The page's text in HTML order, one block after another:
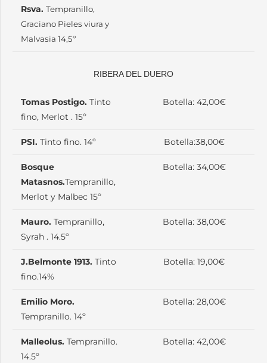
Rsva. Tempranillo,
Graciano Pieles viura y
Malvasia 14,5º
RIBERA DEL DUERO
Tomas Postigo. Tinto
fino, Merlot . 15º
Botella: 42,00€
PSI. Tinto fino. 14º Botella:38,00€
Bosque
Matasnos.Tempranillo,
Merlot y Malbec 15º
Botella: 34,00€
Mauro. Tempranillo,
Syrah . 14.5º
Botella: 38,00€
J.Belmonte 1913. Tinto
fino.14%
Botella: 19,00€
Emilio Moro.
Tempranillo. 14º
Botella: 28,00€
Malleolus. Tempranillo.
14.5º
Botella: 42,00€